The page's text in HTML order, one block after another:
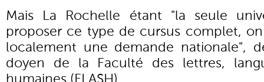
Mais La Rochelle étant "la seule
proposer ce type de cursus complet,
localement une demande nationale",
doyen de la Faculté des lettres,
humaines (FLASH).